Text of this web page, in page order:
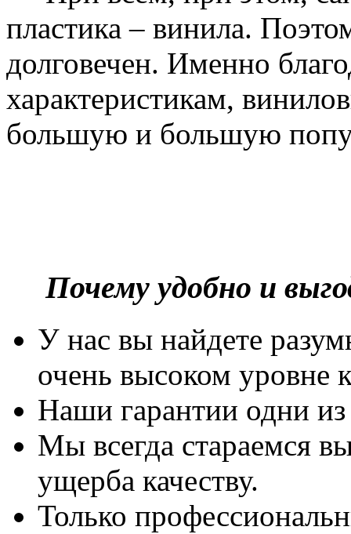
пластика – винила.
долговечен. Именно
характеристикам,
большую и большую
Почему удобно и
У нас вы найдете
очень высоком уровне
Наши гарантии одни
Мы всегда стараемся
ущерба качеству.
Только